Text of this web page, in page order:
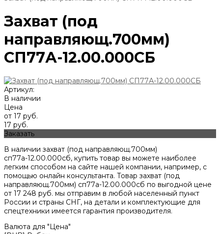
Захват (под
направляющ.700мм)
СП77А-12.00.000СБ
Артикул:
В наличии
Цена
от 17 руб.
17 руб.
Заказать
В наличии захват (под направляющ.700мм)
сп77а-12.00.000сб, купить товар вы можете наиболее
легким способом на сайте нашей компании, например, с
помощью онлайн консультанта. Товар захват (под
направляющ.700мм) сп77а-12.00.000сб по выгодной цене
от 17 248 руб. мы отправим в любой населенный пункт
России и страны СНГ, на детали и комплектующие для
спецтехники имеется гарантия производителя.
Валюта для "Цена"